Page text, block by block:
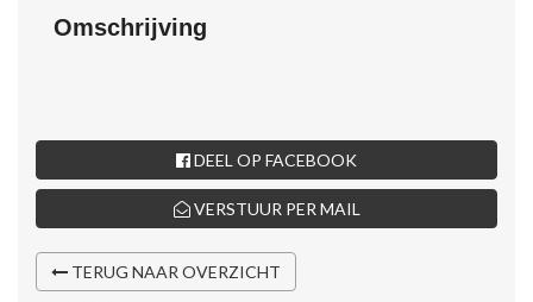
Omschrijving
DEEL OP FACEBOOK
VERSTUUR PER MAIL
TERUG NAAR OVERZICHT